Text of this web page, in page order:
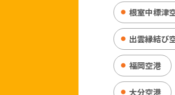
根室中標津
出雲縁結び
福岡空港
大分空港